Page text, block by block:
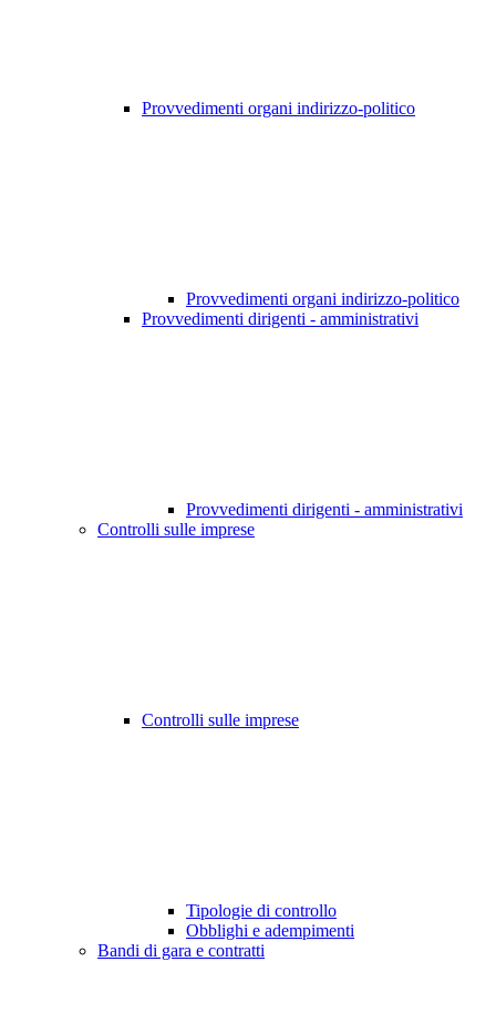
Provvedimenti organi indirizzo-politico
Provvedimenti organi indirizzo-politico
Provvedimenti dirigenti - amministrativi
Provvedimenti dirigenti - amministrativi
Controlli sulle imprese
Controlli sulle imprese
Tipologie di controllo
Obblighi e adempimenti
Bandi di gara e contratti